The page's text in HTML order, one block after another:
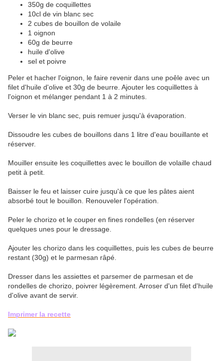
350g de coquillettes
10cl de vin blanc sec
2 cubes de bouillon de volaile
1 oignon
60g de beurre
huile d'olive
sel et poivre
Peler et hacher l'oignon, le faire revenir dans une poêle avec un
filet d'huile d'olive et 30g de beurre. Ajouter les coquillettes à
l'oignon et mélanger pendant 1 à 2 minutes.
Verser le vin blanc sec, puis remuer jusqu'à évaporation.
Dissoudre les cubes de bouillons dans 1 litre d'eau bouillante et
réserver.
Mouiller ensuite les coquillettes avec le bouillon de volaille chaud
petit à petit.
Baisser le feu et laisser cuire jusqu'à ce que les pâtes aient
absorbé tout le bouillon. Renouveler l'opération.
Peler le chorizo et le couper en fines rondelles (en réserver
quelques unes pour le dressage.
Ajouter les chorizo dans les coquillettes, puis les cubes de beurre
restant (30g) et le parmesan râpé.
Dresser dans les assiettes et parsemer de parmesan et de
rondelles de chorizo, poivrer légèrement. Arroser d'un filet d'huile
d'olive avant de servir.
Imprimer la recette